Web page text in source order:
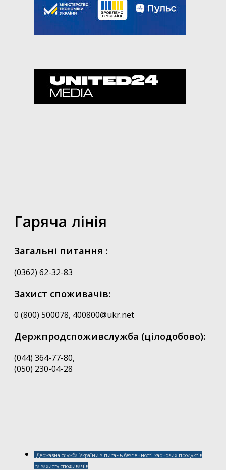
Гаряча лінія
Загальні питання :
(0362) 62-32-83
Захист споживачів:
0 (800) 500078, 400800@ukr.net
Держпродспоживслужба (цілодобово):
(044) 364-77-80,
(050) 230-04-28
Державна служба України з питань безпечності харчових продуктів
та захисту споживачів